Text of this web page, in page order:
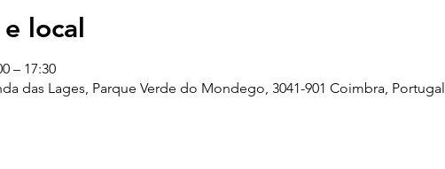
local
– 17:30
das Lages, Parque Verde do Mondego, 3041-901 Coimbra, Portugal